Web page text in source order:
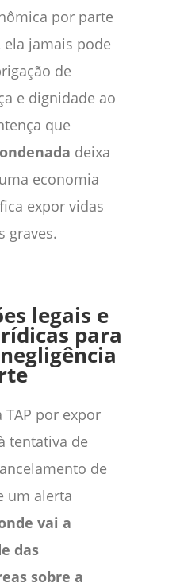
por parte
jamais pode
de
e dignidade ao
que
deixa
economia
expor vidas
graves.
legais e
para
TAP por expor
tentativa de
de
um alerta
vai a
das
sobre a